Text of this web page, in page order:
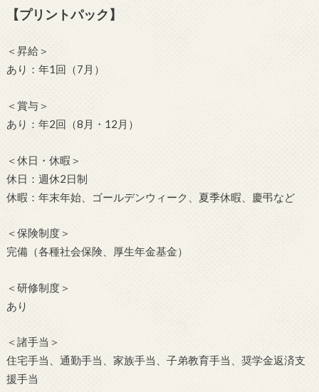
【プリントパック】
＜昇給＞
あり：年1回（7月）
＜賞与＞
あり：年2回（8月・12月）
＜休日・休暇＞
休日：週休2日制
休暇：年末年始、ゴールデンウィーク、夏季休暇、慶弔など
＜保険制度＞
完備（各種社会保険、厚生年金基金）
＜研修制度＞
あり
＜諸手当＞
住宅手当、通勤手当、家族手当、子弟教育手当、奨学金返済支
援手当